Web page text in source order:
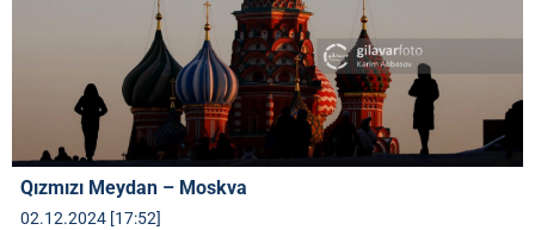
Qızmızı Meydan – Moskva
02.12.2024 [17:52]